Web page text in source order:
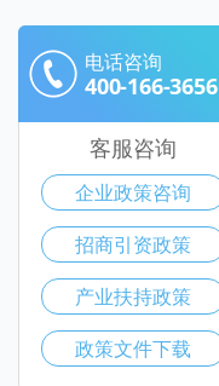
电话咨询
400-166-3656
客服咨询
企业政策咨询
招商引资政策
产业扶持政策
政策文件下载